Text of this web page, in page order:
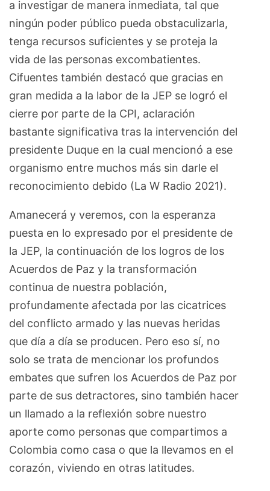
a investigar de manera inmediata, tal que
ningún poder público pueda obstaculizarla,
tenga recursos suficientes y se proteja la
vida de las personas excombatientes.
Cifuentes también destacó que gracias en
gran medida a la labor de la JEP se logró el
cierre por parte de la CPI, aclaración
bastante significativa tras la intervención del
presidente Duque en la cual mencionó a ese
organismo entre muchos más sin darle el
reconocimiento debido (La W Radio 2021).
Amanecerá y veremos, con la esperanza
puesta en lo expresado por el presidente de
la JEP, la continuación de los logros de los
Acuerdos de Paz y la transformación
continua de nuestra población,
profundamente afectada por las cicatrices
del conflicto armado y las nuevas heridas
que día a día se producen. Pero eso sí, no
solo se trata de mencionar los profundos
embates que sufren los Acuerdos de Paz por
parte de sus detractores, sino también hacer
un llamado a la reflexión sobre nuestro
aporte como personas que compartimos a
Colombia como casa o que la llevamos en el
corazón, viviendo en otras latitudes.